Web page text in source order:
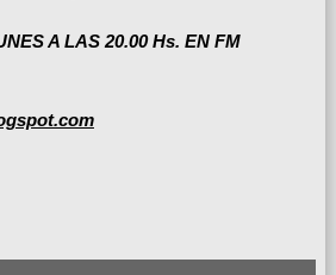
A LAS 20.00 Hs. EN FM